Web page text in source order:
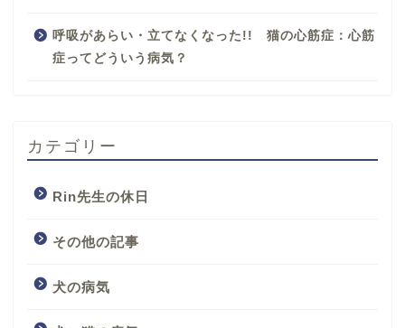
呼吸があらい・立てなくなった!! 猫の心筋症：心筋
症ってどういう病気？
カテゴリー
Rin先生の休日
その他の記事
犬の病気